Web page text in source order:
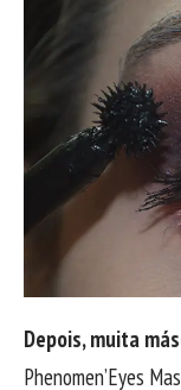
Depois, muita
Phenomen’Eyes